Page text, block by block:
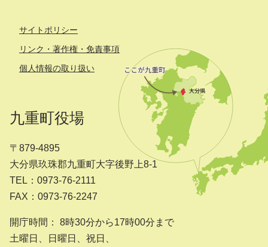
サイトポリシー
リンク・著作権・免責事項
個人情報の取り扱い
九重町役場
〒879-4895
大分県玖珠郡九重町大字後野上8-1
TEL：0973-76-2111
FAX：0973-76-2247
開庁時間： 8時30分から17時00分まで
土曜日、日曜日、祝日、